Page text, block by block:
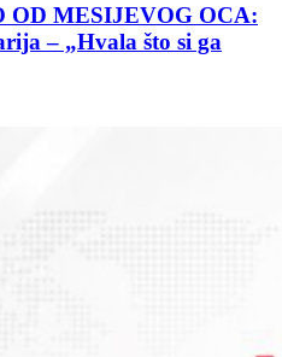
OD MESIJEVOG OCA:
– „Hvala što si ga